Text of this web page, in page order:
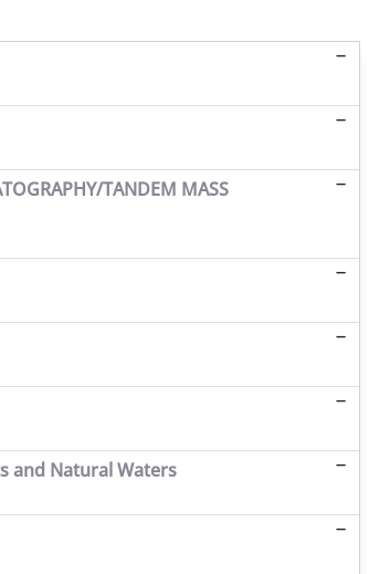
TANDEM MASS
and Natural Waters